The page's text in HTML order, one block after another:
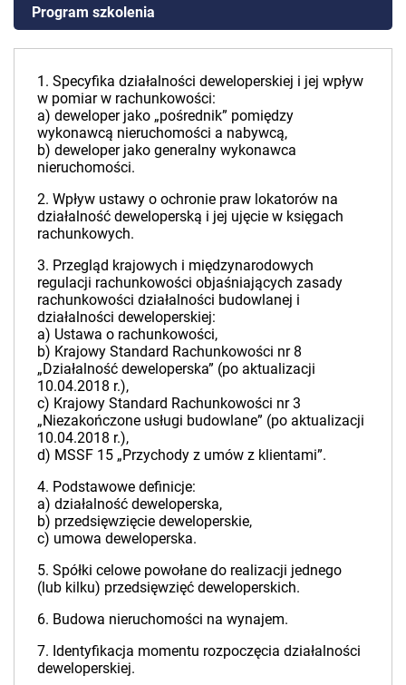
Program szkolenia
1. Specyfika działalności deweloperskiej i jej wpływ
w pomiar w rachunkowości:
a) deweloper jako „pośrednik” pomiędzy
wykonawcą nieruchomości a nabywcą,
b) deweloper jako generalny wykonawca
nieruchomości.
2. Wpływ ustawy o ochronie praw lokatorów na
działalność deweloperską i jej ujęcie w księgach
rachunkowych.
3. Przegląd krajowych i międzynarodowych
regulacji rachunkowości objaśniających zasady
rachunkowości działalności budowlanej i
działalności deweloperskiej:
a) Ustawa o rachunkowości,
b) Krajowy Standard Rachunkowości nr 8
„Działalność deweloperska” (po aktualizacji
10.04.2018 r.),
c) Krajowy Standard Rachunkowości nr 3
„Niezakończone usługi budowlane” (po aktualizacji
10.04.2018 r.),
d) MSSF 15 „Przychody z umów z klientami”.
4. Podstawowe definicje:
a) działalność deweloperska,
b) przedsięwzięcie deweloperskie,
c) umowa deweloperska.
5. Spółki celowe powołane do realizacji jednego
(lub kilku) przedsięwzięć deweloperskich.
6. Budowa nieruchomości na wynajem.
7. Identyfikacja momentu rozpoczęcia działalności
deweloperskiej.